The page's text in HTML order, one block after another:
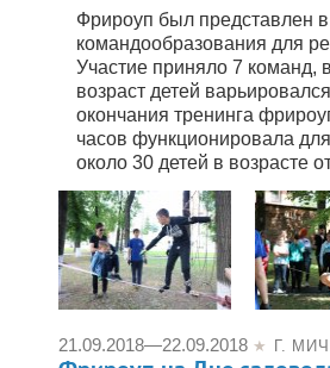
Фрироуп был представлен
командообразования для
Участие приняло 7 команд,
возраст детей
окончания тренинга
часов функционировала
около 30 детей в возрасте
21.09.2018—22.09.2018★ Г.